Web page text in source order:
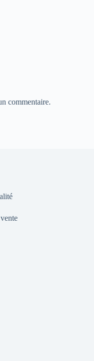
commentaire.